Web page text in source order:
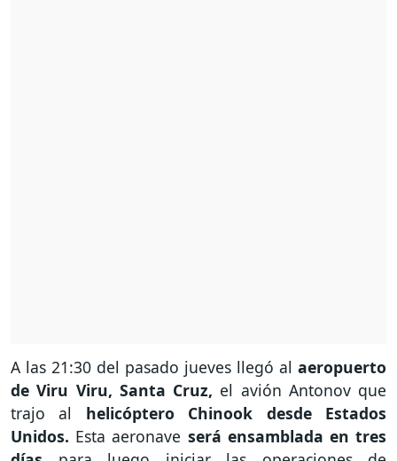
A las 21:30 del pasado jueves llegó al aeropuerto
de Viru Viru, Santa Cruz, el avión Antonov que
trajo al helicóptero Chinook desde Estados
Unidos. Esta aeronave será ensamblada en tres